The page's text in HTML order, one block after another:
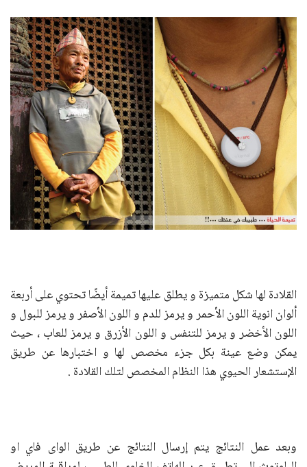
القلادة لها شكل متميزة و يطلق عليها تميمة أيضًا تحتوي على أربعة
ألوان انوية اللون الأحمر و يرمز للدم و اللون الأصفر و يرمز للبول و
اللون الأخضر و يرمز للتنفس و اللون الأزرق و يرمز للعاب ، حيث
يمكن وضع عينة بكل جزء مخصص لها و اختبارها عن طريق
الإستشعار الحيوي هذا النظام المخصص لتلك القلادة .
وبعد عمل النتائج يتم إرسال النتائج عن طريق الواى فاي او